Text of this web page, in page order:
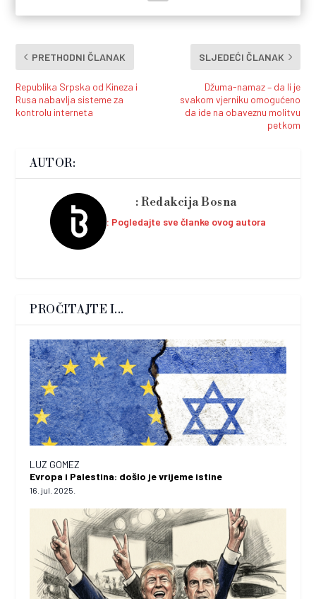
PRETHODNI ČLANAK
Republika Srpska od Kineza i
Rusa nabavlja sisteme za
kontrolu interneta
SLJEDEĆI ČLANAK
Džuma-namaz – da li je
svakom vjerniku omogućeno
da ide na obaveznu molitvu
petkom
AUTOR:
Redakcija Bosna
Pogledajte sve članke ovog autora
PROČITAJTE I...
LUZ GOMEZ
Evropa i Palestina: došlo je vrijeme istine
16. jul. 2025.